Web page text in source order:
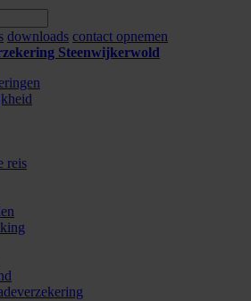
downloads contact opnemen
reis